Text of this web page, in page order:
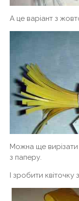
А це варіант з
Можна ще вирізати
з паперу.
І зробити квіточку